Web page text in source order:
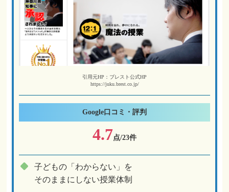
引用元HP：ブレスト公式HP
https://juku.brest.co.jp/
Google 口コミ・評判
4.7点/23件
子どもの「わからない」を
そのままにしない授業体制